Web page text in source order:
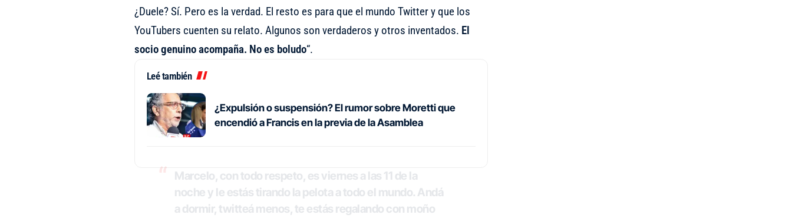
¿Duele? Sí. Pero es la verdad. El resto es para que el mundo Twitter y que los
YouTubers cuenten su relato. Algunos son verdaderos y otros inventados. El
socio genuino acompaña. No es boludo“.
Leé también
¿Expulsión o suspensión? El rumor sobre Moretti que
encendió a Francis en la previa de la Asamblea
Marcelo, con todo respeto, es viernes a las 11 de la
noche y le estás tirando la pelota a todo el mundo. Andá
a dormir, twitteá menos, te estás regalando con moño